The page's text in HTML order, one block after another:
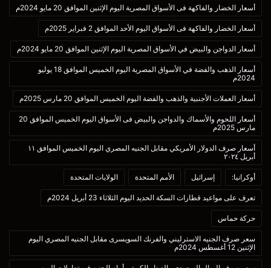
أسعار الخضار والفاكهة فى الأسواق المصرية اليوم الإثنين الموافق 20 مايو 2024م
أسعار الخضار والفاكهة فى الأسواق اليوم الأحد الموافق 2 فبراير 2025م
أسعار الدواجن والبيض في الأسواق المصرية اليوم الإثنين الموافق 20 مايو 2024م
أسعار الذهب والفضة في الأسواق المصرية اليوم الخميس الموافق 18 يوليو
2024م
أسعار العملات الأجنبية والذهب والفضة اليوم الخميس الموافق 20 مارس 2025م
أسعار اللحوم والأسماك والدواجن والبيض فى الأسواق اليوم الخميس الموافق 20
مارس 2025م
أسعار صرف الدولار الأمريكي مقابل الجنيه المصري اليوم الخميس الموافق ١١
أبريل ٢٠٢٤
أوكرانيا: إسرائيل الأمم المتحدة الولايات المتحدة
تعرف على مواعيد قطارات السكة الحديد اليوم الثلاثاء 23 أبريل 2024م
حركة حماس
سعر صرف الجنيه الاسترليني والفرنك السويسرى مقابل الجنيه المصري اليوم
الإثنين 12 أغسطس 2024م